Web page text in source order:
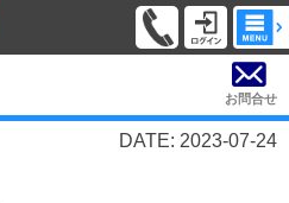
お問合せ
DATE: 2023-07-24